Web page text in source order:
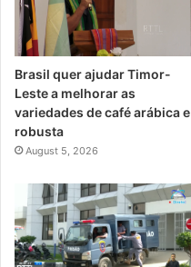
Brasil quer ajudar Timor-
Leste a melhorar as
variedades de café arábica e
robusta
August 5, 2026